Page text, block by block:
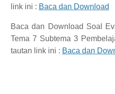
link ini : Baca dan Download
Baca dan Download Soal
Tema 7 Subtema 3
tautan link ini : Baca dan